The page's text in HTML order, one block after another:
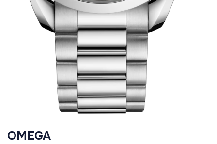
OMEGA